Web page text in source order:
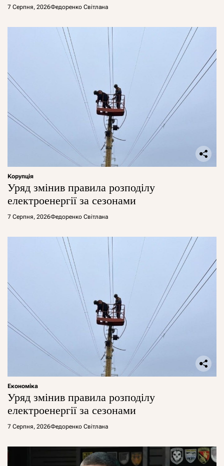
7 Серпня, 2026Федоренко Світлана
Корупція
Уряд змінив правила розподілу
електроенергії за сезонами
7 Серпня, 2026Федоренко Світлана
Економіка
Уряд змінив правила розподілу
електроенергії за сезонами
7 Серпня, 2026Федоренко Світлана